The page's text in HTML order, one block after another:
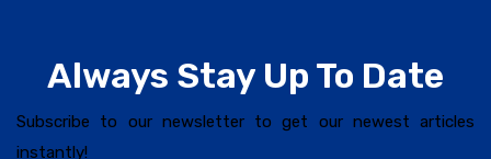
Always Stay Up To Date
Subscribe to our newsletter to get our newest articles
instantly!